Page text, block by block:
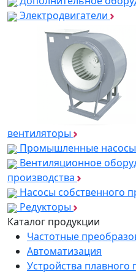
Электродвигатели
вентиляторы
Промышленные насосы
Вентиляционное
производства
Насосы собственного
Редукторы
Каталог продукции
Частотные
Автоматизация
Устройства плавного